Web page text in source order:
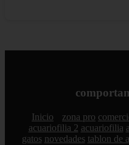
Inicio zona pro
acuariofilia 2 acuariofilia
gatos novedades tablon de